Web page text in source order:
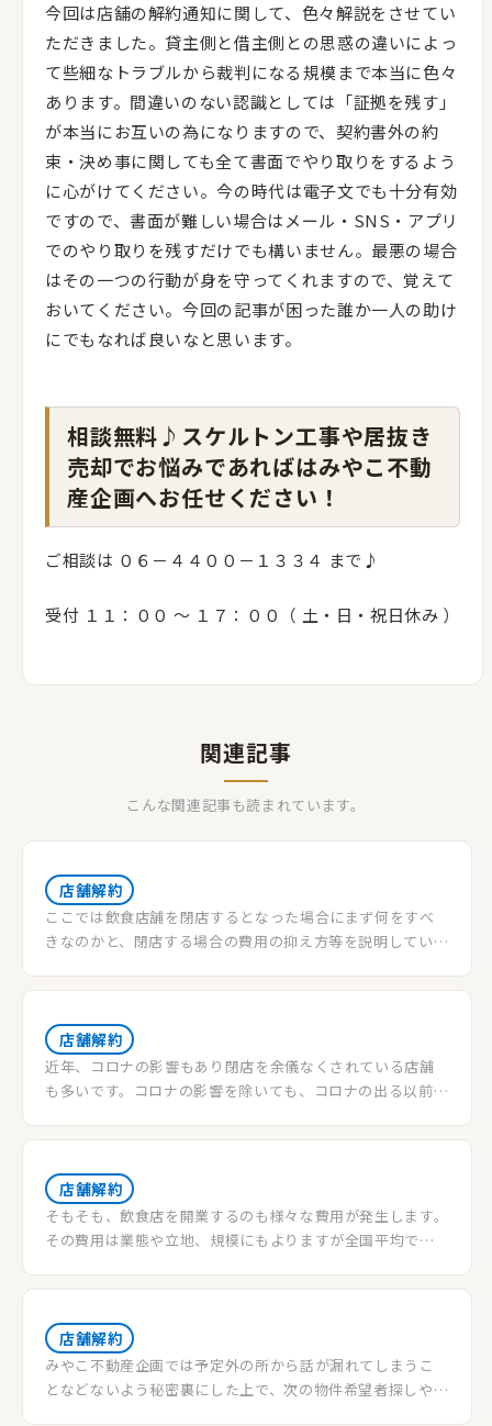
今回は店舗の解約通知に関して、色々解説をさせてい
ただきました。貸主側と借主側との思惑の違いによっ
て些細なトラブルから裁判になる規模まで本当に色々
あります。間違いのない認識としては「証拠を残す」
が本当にお互いの為になりますので、契約書外の約
束・決め事に関しても全て書面でやり取りをするよう
に心がけてください。今の時代は電子文でも十分有効
ですので、書面が難しい場合はメール・SNS・アプリ
でのやり取りを残すだけでも構いません。最悪の場合
はその一つの行動が身を守ってくれますので、覚えて
おいてください。今回の記事が困った誰か一人の助け
にでもなれば良いなと思います。
相談無料♪スケルトン工事や居抜き
売却でお悩みであればはみやこ不動
産企画へお任せください！
ご相談は ０６－４４００－１３３４ まで♪
受付 １１：００ 〜 １７：００（ 土・日・祝日休み ）
関連記事
こんな関連記事も読まれています。
店舗解約
ここでは飲食店舗を閉店するとなった場合にまず何をすべ
きなのかと、閉店する場合の費用の抑え方等を説明していき
何から考えるべきなのか、何をすべきなのか悩む方も多い
ませんし厨房機器などの内装等も撤去しなくてはなりませ
ん。日程決めや手順を間違えてしまうと思わぬトラブルが
発生してしまうことでしょう。何より気になってくるのはど
店舗解約
近年、コロナの影響もあり閉店を余儀なくされている店舗
も多いです。コロナの影響を除いても、コロナの出る以前で
70%以上の店舗が閉店している。といったデータもあるの
残念ながら店舗の解約や閉店・移転を行う場合にはどのよ
うな流れになるのでしょうか。当記事では閉店時のコスト
を抑え、高く売る「居抜き売却」やそれを成功させるポイ
店舗解約
そもそも、飲食店を開業するのも様々な費用が発生します。
その費用は業態や立地、規模にもよりますが全国平均でお
～6年程度で回収するのが理想ではありますが、それまでに
舗を閉店する場合にはどんな費用がかかるのかを解説しま
す。
店舗解約
みやこ不動産企画では予定外の所から話が漏れてしまうこ
となどないよう秘密裏にした上で、次の物件希望者探しや物